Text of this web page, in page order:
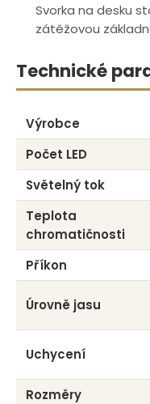
Svorka na desku
zátěžovou
Technické
Výrobce
Počet LED
Světelný tok
Teplota
chromatičnosti
Příkon
Úrovně jasu
Uchycení
Rozměry